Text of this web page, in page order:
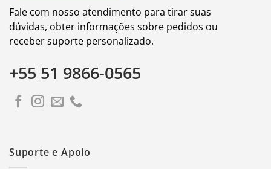
Fale com nosso atendimento para tirar suas
dúvidas, obter informações sobre pedidos ou
receber suporte personalizado.
+55 51 9866-0565
Suporte e Apoio